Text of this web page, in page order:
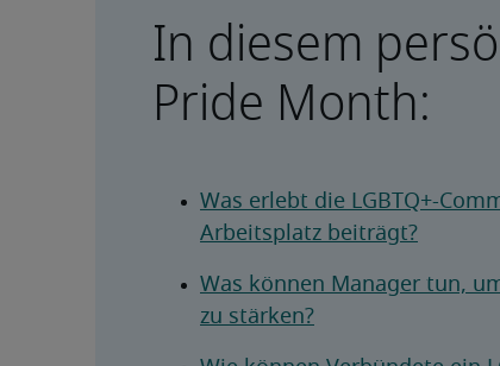
In diesem
Pride Month:
Was erlebt die LGBTQ+-
Arbeitsplatz beiträgt?
Was können Manager tun,
zu stärken?